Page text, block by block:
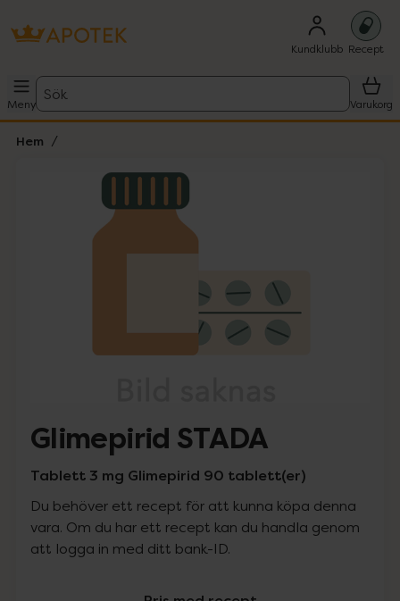
Kundklubb Recept
Meny
Sök
Varukorg
Hem
Lista: . Innehåller 1 objekt.
Glimepirid STADA
Tablett 3 mg Glimepirid 90 tablett(er)
Du behöver ett recept för att kunna köpa denna
vara. Om du har ett recept kan du handla genom
att logga in med ditt bank-ID.